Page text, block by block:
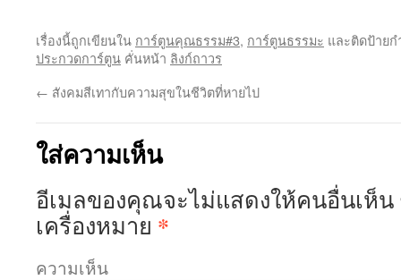
เรื่องนี้ถูกเขียนใน การ์ตูนคุณธรรม#3, การ์ตูนธรรมะ และติดป้าย
ประกวดการ์ตูน คั่นหน้า ลิงก์ถาวร
← สังคมสีเทากับความสุขในชีวิตที่หายไป
ใส่ความเห็น
อีเมลของคุณจะไม่แสดงให้คนอื่นเห็น
เครื่องหมาย *
ความเห็น